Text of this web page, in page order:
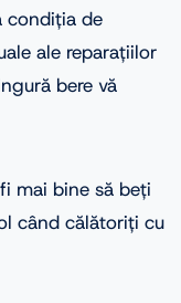
condiția de
ale reparațiilor
bere vă
mai bine să beți
când călătoriți cu